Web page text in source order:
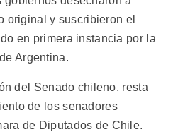
original y suscribieron el
en primera instancia por la
Argentina.
del Senado chileno, resta
de los senadores
de Diputados de Chile.